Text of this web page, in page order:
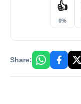
👍
0%
Share: